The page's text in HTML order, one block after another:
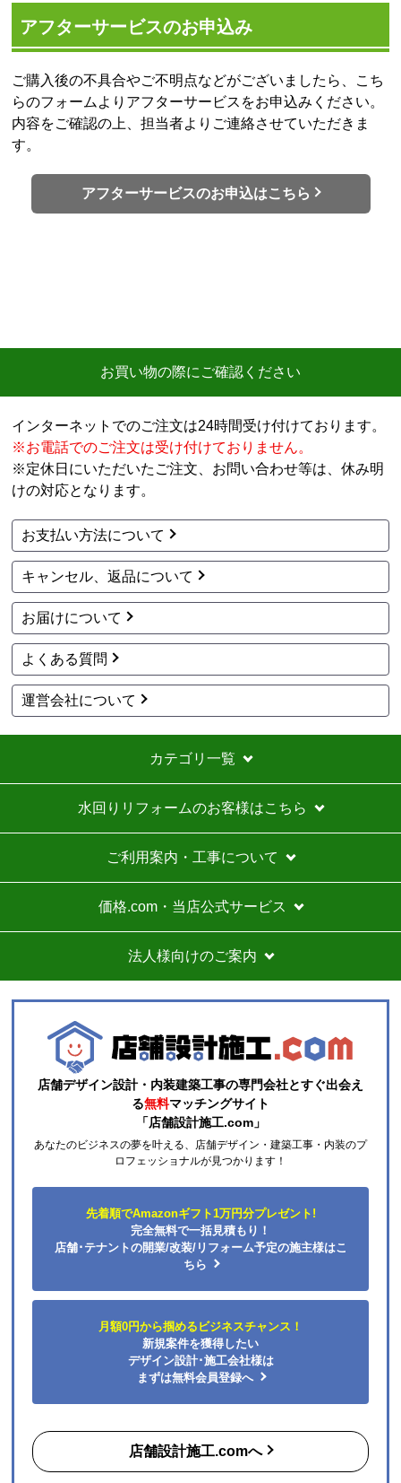
アフターサービスのお申込み
ご購入後の不具合やご不明点などがございましたら、こち
らのフォームよりアフターサービスをお申込みください。
内容をご確認の上、担当者よりご連絡させていただきま
す。
アフターサービスのお申込はこちら
お買い物の際にご確認ください
インターネットでのご注文は24時間受け付けております。
※お電話でのご注文は受け付けておりません。
※定休日にいただいたご注文、お問い合わせ等は、休み明
けの対応となります。
お支払い方法について
キャンセル、返品について
お届けについて
よくある質問
運営会社について
カテゴリ一覧
水回りリフォームのお客様はこちら
ご利用案内・工事について
価格.com・当店公式サービス
法人様向けのご案内
店舗デザイン設計・内装建築工事の専門会社とすぐ出会え
る無料マッチングサイト
「店舗設計施工.com」
あなたのビジネスの夢を叶える、店舗デザイン・建築工事・内装のプ
ロフェッショナルが見つかります！
先着順でAmazonギフト1万円分プレゼント!
完全無料で一括見積もり！
店舗･テナントの開業/改装/リフォーム予定の施主様はこ
ちら
月額0円から掴めるビジネスチャンス！
新規案件を獲得したい
デザイン設計･施工会社様は
まずは無料会員登録へ
店舗設計施工.comへ